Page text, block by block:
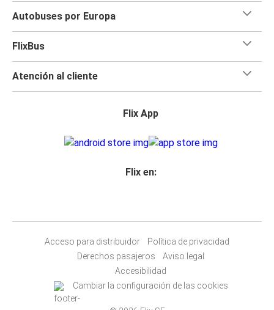
Autobuses por Europa
FlixBus
Atención al cliente
Flix App
Flix en:
Acceso para distribuidor
Política de privacidad
Derechos pasajeros
Aviso legal
Accesibilidad
Cambiar la configuración de las cookies